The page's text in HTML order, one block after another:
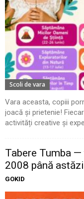
Scoli de vara
Vara aceasta, copiii
joacă și prietenie!
activități creative și
Tabere Tumba
2008 până astăzi
GOKID